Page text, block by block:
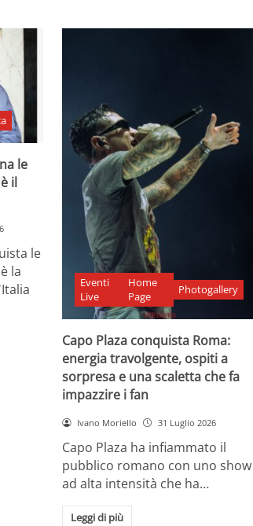
le
il
le
la
Eventi
Live
Home
Page
Photogallery
Capo Plaza conquista Roma:
energia travolgente, ospiti a
sorpresa e una scaletta che fa
impazzire i fan
Ivano Moriello 31 Luglio 2026
Capo Plaza ha infiammato il
pubblico romano con uno show
ad alta intensità che ha…
Leggi di più